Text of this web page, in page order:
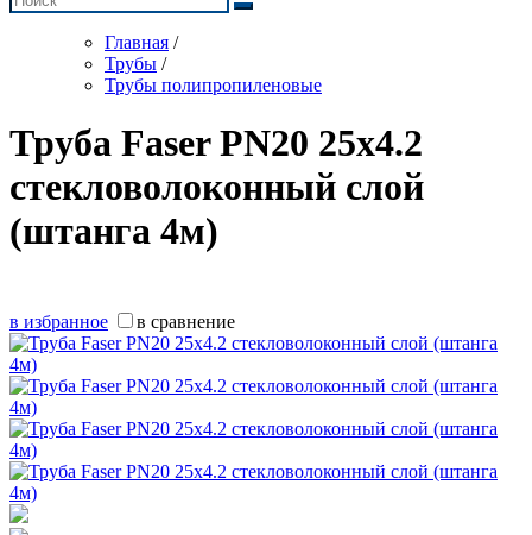
Главная /
Трубы /
Трубы полипропиленовые
Труба Faser PN20 25х4.2
стекловолоконный слой
(штанга 4м)
в избранное в сравнение